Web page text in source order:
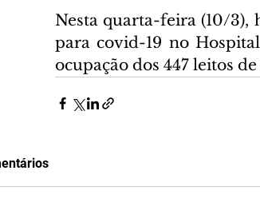
Nesta quarta-feira (10/3),
para covid-19 no
ocupação dos 447 leitos